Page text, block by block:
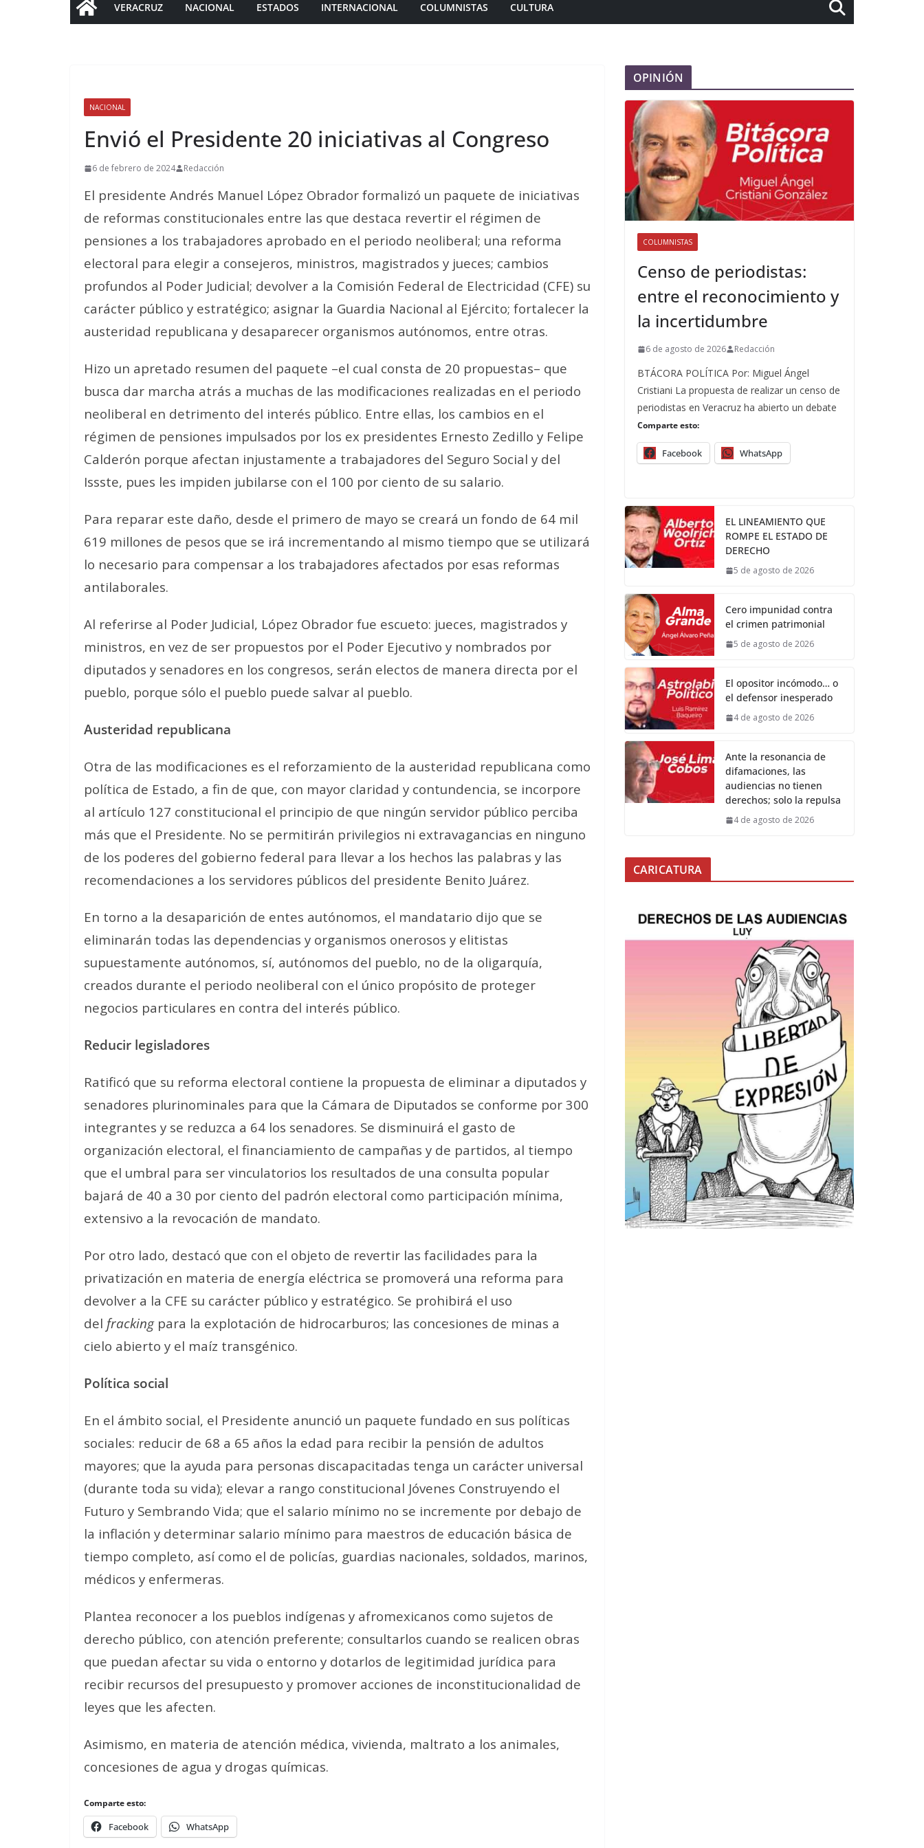
VERACRUZ NACIONAL ESTADOS INTERNACIONAL COLUMNISTAS CULTURA
NACIONAL
Envió el Presidente 20 iniciativas al Congreso
6 de febrero de 2024 Redacción
El presidente Andrés Manuel López Obrador formalizó un paquete de iniciativas
de reformas constitucionales entre las que destaca revertir el régimen de
pensiones a los trabajadores aprobado en el periodo neoliberal; una reforma
electoral para elegir a consejeros, ministros, magistrados y jueces; cambios
profundos al Poder Judicial; devolver a la Comisión Federal de Electricidad (CFE) su
carácter público y estratégico; asignar la Guardia Nacional al Ejército; fortalecer la
austeridad republicana y desaparecer organismos autónomos, entre otras.
Hizo un apretado resumen del paquete –el cual consta de 20 propuestas– que
busca dar marcha atrás a muchas de las modificaciones realizadas en el periodo
neoliberal en detrimento del interés público. Entre ellas, los cambios en el
régimen de pensiones impulsados por los ex presidentes Ernesto Zedillo y Felipe
Calderón porque afectan injustamente a trabajadores del Seguro Social y del
Issste, pues les impiden jubilarse con el 100 por ciento de su salario.
Para reparar este daño, desde el primero de mayo se creará un fondo de 64 mil
619 millones de pesos que se irá incrementando al mismo tiempo que se utilizará
lo necesario para compensar a los trabajadores afectados por esas reformas
antilaborales.
Al referirse al Poder Judicial, López Obrador fue escueto: jueces, magistrados y
ministros, en vez de ser propuestos por el Poder Ejecutivo y nombrados por
diputados y senadores en los congresos, serán electos de manera directa por el
pueblo, porque sólo el pueblo puede salvar al pueblo.
Austeridad republicana
Otra de las modificaciones es el reforzamiento de la austeridad republicana como
política de Estado, a fin de que, con mayor claridad y contundencia, se incorpore
al artículo 127 constitucional el principio de que ningún servidor público perciba
más que el Presidente. No se permitirán privilegios ni extravagancias en ninguno
de los poderes del gobierno federal para llevar a los hechos las palabras y las
recomendaciones a los servidores públicos del presidente Benito Juárez.
En torno a la desaparición de entes autónomos, el mandatario dijo que se
eliminarán todas las dependencias y organismos onerosos y elitistas
supuestamente autónomos, sí, autónomos del pueblo, no de la oligarquía,
creados durante el periodo neoliberal con el único propósito de proteger
negocios particulares en contra del interés público.
Reducir legisladores
Ratificó que su reforma electoral contiene la propuesta de eliminar a diputados y
senadores plurinominales para que la Cámara de Diputados se conforme por 300
integrantes y se reduzca a 64 los senadores. Se disminuirá el gasto de
organización electoral, el financiamiento de campañas y de partidos, al tiempo
que el umbral para ser vinculatorios los resultados de una consulta popular
bajará de 40 a 30 por ciento del padrón electoral como participación mínima,
extensivo a la revocación de mandato.
Por otro lado, destacó que con el objeto de revertir las facilidades para la
privatización en materia de energía eléctrica se promoverá una reforma para
devolver a la CFE su carácter público y estratégico. Se prohibirá el uso
del fracking para la explotación de hidrocarburos; las concesiones de minas a
cielo abierto y el maíz transgénico.
Política social
En el ámbito social, el Presidente anunció un paquete fundado en sus políticas
sociales: reducir de 68 a 65 años la edad para recibir la pensión de adultos
mayores; que la ayuda para personas discapacitadas tenga un carácter universal
(durante toda su vida); elevar a rango constitucional Jóvenes Construyendo el
Futuro y Sembrando Vida; que el salario mínimo no se incremente por debajo de
la inflación y determinar salario mínimo para maestros de educación básica de
tiempo completo, así como el de policías, guardias nacionales, soldados, marinos,
médicos y enfermeras.
Plantea reconocer a los pueblos indígenas y afromexicanos como sujetos de
derecho público, con atención preferente; consultarlos cuando se realicen obras
que puedan afectar su vida o entorno y dotarlos de legitimidad jurídica para
recibir recursos del presupuesto y promover acciones de inconstitucionalidad de
leyes que les afecten.
Asimismo, en materia de atención médica, vivienda, maltrato a los animales,
concesiones de agua y drogas químicas.
Comparte esto:
Facebook WhatsApp
OPINIÓN
COLUMNISTAS
Censo de periodistas:
entre el reconocimiento y
la incertidumbre
6 de agosto de 2026 Redacción
BTÁCORA POLÍTICA Por: Miguel Ángel
Cristiani La propuesta de realizar un censo de
periodistas en Veracruz ha abierto un debate
Comparte esto:
Facebook WhatsApp
EL LINEAMIENTO QUE
ROMPE EL ESTADO DE
DERECHO
5 de agosto de 2026
Cero impunidad contra
el crimen patrimonial
5 de agosto de 2026
El opositor incómodo… o
el defensor inesperado
4 de agosto de 2026
Ante la resonancia de
difamaciones, las
audiencias no tienen
derechos; solo la repulsa
4 de agosto de 2026
CARICATURA